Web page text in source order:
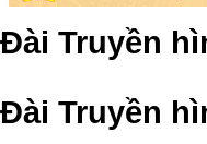
Đài Truyền
Đài Truyền